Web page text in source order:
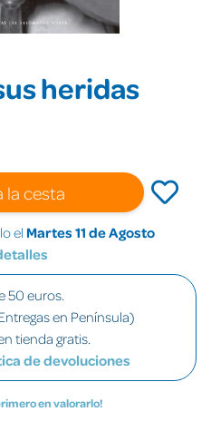
heridas
la cesta
el Martes 11 de Agosto
50 euros.
en Península)
tienda gratis.
de devoluciones
en valorarlo!